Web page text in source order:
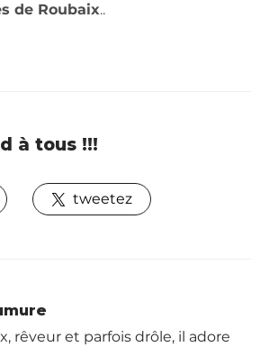
de Roubaix..
à tous !!!
tweetez
rêveur et parfois drôle, il adore